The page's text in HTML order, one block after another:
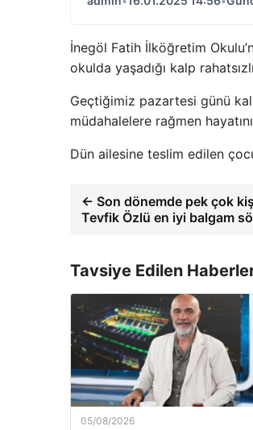
İnegöl Fatih İlköğretim
okulda yaşadığı kalp
Geçtiğimiz pazartesi günü
müdahalelere rağmen
Dün ailesine teslim edilen
← Son dönemde pek çok
Tevfik Özlü en iyi balgam
Tavsiye Edilen
05/08/2026